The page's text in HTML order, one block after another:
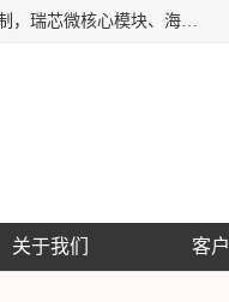
AI大算力SOC方案定制、标清高清摄像头模组、摄像头定制开发、车载充气泵板卡、车载充气泵方案定制，瑞芯微核心模块、海思核心模块、AI网关、边缘网关、边缘盒子、工控机、工业网关，Atmel触摸芯片、MCU、nor flash
关于我们 客